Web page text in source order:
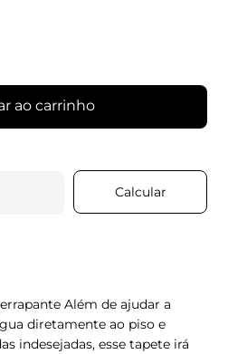
ao carrinho
Além de ajudar a
diretamente ao piso e
indesejadas, esse tapete irá